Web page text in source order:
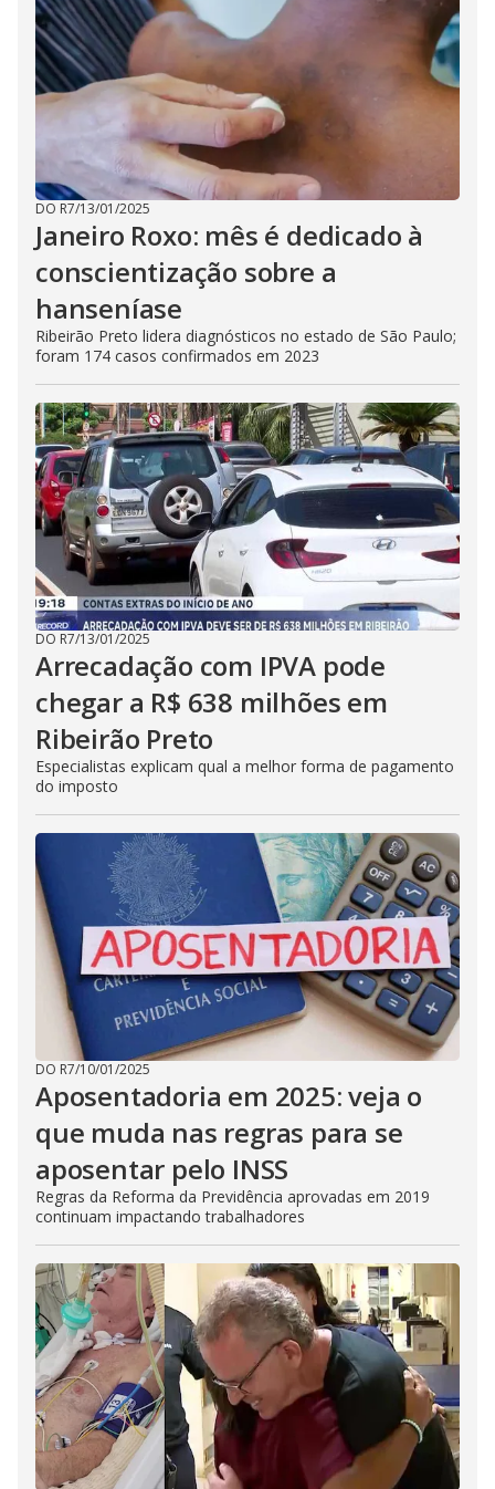
DO R7/13/01/2025
Janeiro Roxo: mês é dedicado à
conscientização sobre a
hanseníase
Ribeirão Preto lidera diagnósticos no estado de São Paulo;
foram 174 casos confirmados em 2023
DO R7/13/01/2025
Arrecadação com IPVA pode
chegar a R$ 638 milhões em
Ribeirão Preto
Especialistas explicam qual a melhor forma de pagamento
do imposto
DO R7/10/01/2025
Aposentadoria em 2025: veja o
que muda nas regras para se
aposentar pelo INSS
Regras da Reforma da Previdência aprovadas em 2019
continuam impactando trabalhadores